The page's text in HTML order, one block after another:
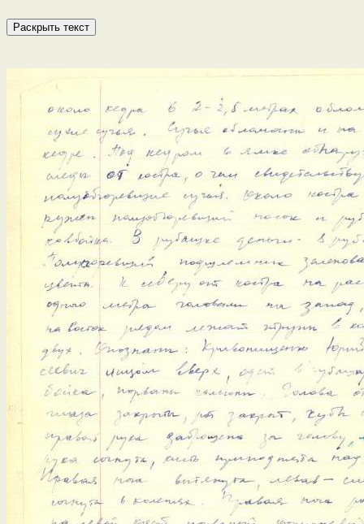
Раскрыть текст